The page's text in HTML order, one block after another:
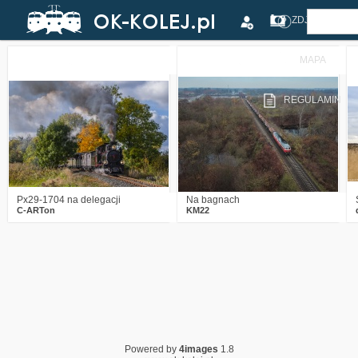
ZDJĘCIA
MAPA
REGULAMIN
Px29-1704 na delegacji
C-ARTon
27
Na bagnach
KM22
Powered by 4images 1.8